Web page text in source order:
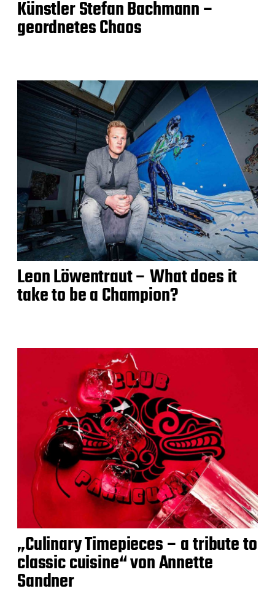
Künstler Stefan Bachmann –
geordnetes Chaos
Leon Löwentraut – What does it
take to be a Champion?
„Culinary Timepieces – a tribute to
classic cuisine“ von Annette
Sandner